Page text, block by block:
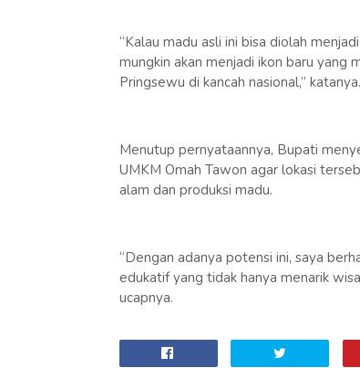
“Kalau madu asli ini bisa diolah
mungkin akan menjadi ikon baru yang
Pringsewu di kancah nasional,” katanya.
Menutup pernyataannya, Bupati
UMKM Omah Tawon agar lokasi
alam dan produksi madu.
“Dengan adanya potensi ini, saya
edukatif yang tidak hanya menarik
ucapnya.